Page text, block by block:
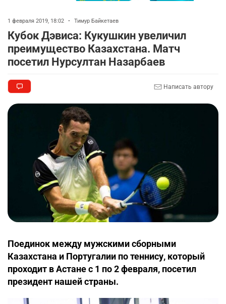
1 февраля 2019, 18:02 • Тимур Байкетаев
Кубок Дэвиса: Кукушкин увеличил
преимущество Казахстана. Матч
посетил Нурсултан Назарбаев
Написать автору
Поединок между мужскими сборными
Казахстана и Португалии по теннису, который
проходит в Астане с 1 по 2 февраля, посетил
президент нашей страны.